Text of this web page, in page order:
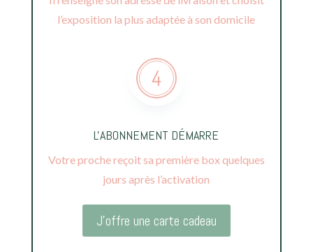
l’exposition la plus adaptée à son domicile
L'ABONNEMENT DÉMARRE
Votre proche reçoit sa première box quelques
jours après l’activation
J'offre une carte cadeau